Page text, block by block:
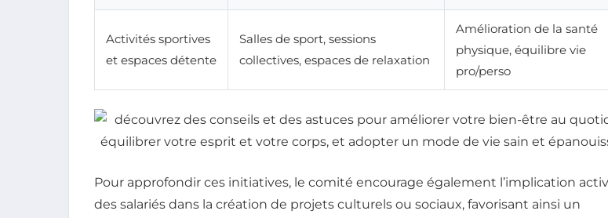
Activités sportives
et espaces détente
Salles de sport, sessions
collectives, espaces de relaxation
Amélioration de la santé
physique, équilibre vie
pro/perso
Pour approfondir ces initiatives, le comité encourage également l’implication
des salariés dans la création de projets culturels ou sociaux, favorisant ainsi un